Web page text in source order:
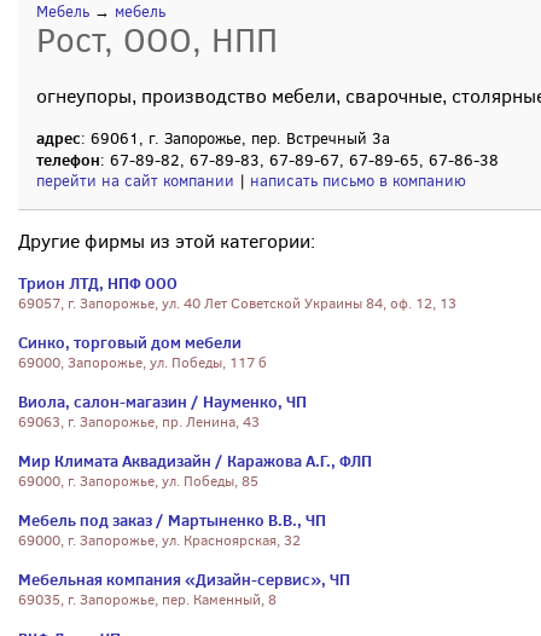
Мебель → мебель
Рост, ООО, НПП
огнеупоры, производство мебели, сварочные,
адрес: 69061, г. Запорожье, пер. Встречный 3а
телефон: 67-89-82, 67-89-83, 67-89-67, 67-89-65, 67-86-38
перейти на сайт компании | написать письмо в компанию
Другие фирмы из этой категории:
Трион ЛТД, НПФ ООО
69057, г. Запорожье, ул. 40 Лет Советской Украины 84, оф. 12, 13
Синко, торговый дом мебели
69000, Запорожье, ул. Победы, 117 б
Виола, салон-магазин / Науменко, ЧП
69063, г. Запорожье, пр. Ленина, 43
Мир Климата Аквадизайн / Каражова А.Г., ФЛП
69000, г. Запорожье, ул. Победы, 85
Мебель под заказ / Мартыненко В.В., ЧП
69000, г. Запорожье, ул. Красноярская, 32
Мебельная компания «Дизайн-сервис», ЧП
69035, г. Запорожье, пер. Каменный, 8